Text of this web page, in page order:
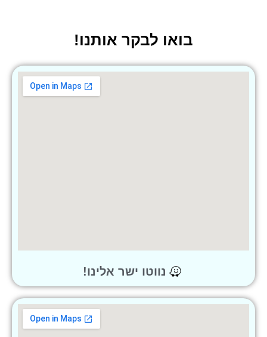
בואו לבקר אותנו!
נווטו ישר אלינו!